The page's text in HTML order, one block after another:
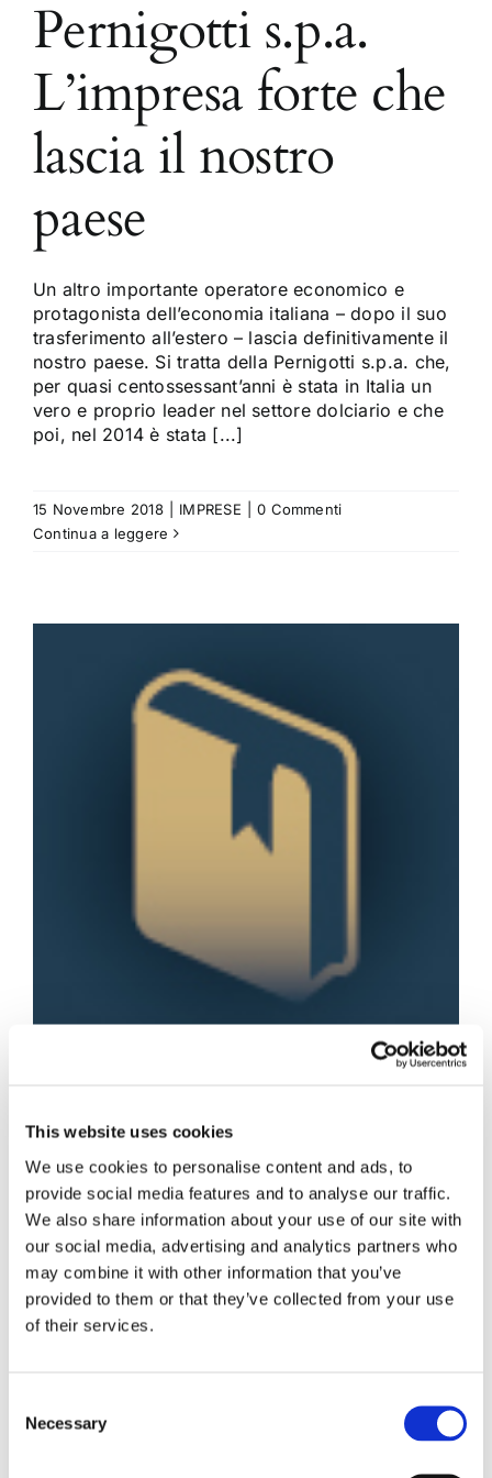
This website uses cookies
We use cookies to personalise content and ads, to
provide social media features and to analyse our traffic.
We also share information about your use of our site with
our social media, advertising and analytics partners who
may combine it with other information that you’ve
provided to them or that they’ve collected from your use
of their services.
Selection
Necessary
Pernigotti s.p.a.
L’impresa forte che
lascia il nostro
paese
Un altro importante operatore economico e
protagonista dell’economia italiana – dopo il suo
trasferimento all’estero – lascia definitivamente il
nostro paese. Si tratta della Pernigotti s.p.a. che,
per quasi centossessant’anni è stata in Italia un
vero e proprio leader nel settore dolciario e che
poi, nel 2014 è stata [...]
15 Novembre 2018 IMPRESE
0 Commenti
Continua a leggere
preventivo,
Commissario
Giudiziale non può
essere Liquidatore
Con la sentenza n. 1237/2013 la Corte di